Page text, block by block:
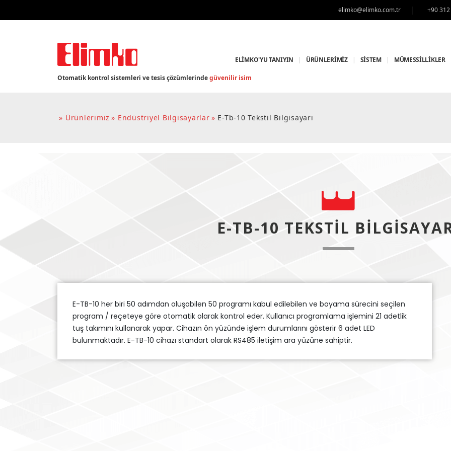
elimko@elimko.com.tr | +90
ELİMKO'YU TANIYIN | ÜRÜNLERİMİZ | SİSTEM | MÜMESSİLLİKLER
Otomatik kontrol sistemleri ve tesis çözümlerindegüvenilir isim
Ürünlerimiz Endüstriyel Bilgisayarlar E-Tb-10 Tekstil Bilgisayarı
E-TB-10 TEKSTIL
E-TB-10 her biri 50 adımdan oluşabilen 50 programı kabul edilebilen ve boyama sürecini seçilen
program / reçeteye göre otomatik olarak kontrol eder. Kullanıcı programlama işlemini 21 adetlik
tuş takımını kullanarak yapar. Cihazın ön yüzünde işlem durumlarını gösterir 6 adet LED
bulunmaktadır. E-TB-10 cihazı standart olarak RS485 iletişim ara yüzüne sahiptir.